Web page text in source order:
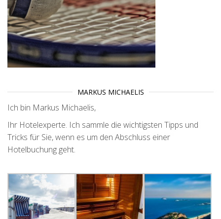
MARKUS MICHAELIS
Ich bin Markus Michaelis,
Ihr Hotelexperte. Ich sammle die wichtigsten Tipps und
Tricks für Sie, wenn es um den Abschluss einer
Hotelbuchung geht.